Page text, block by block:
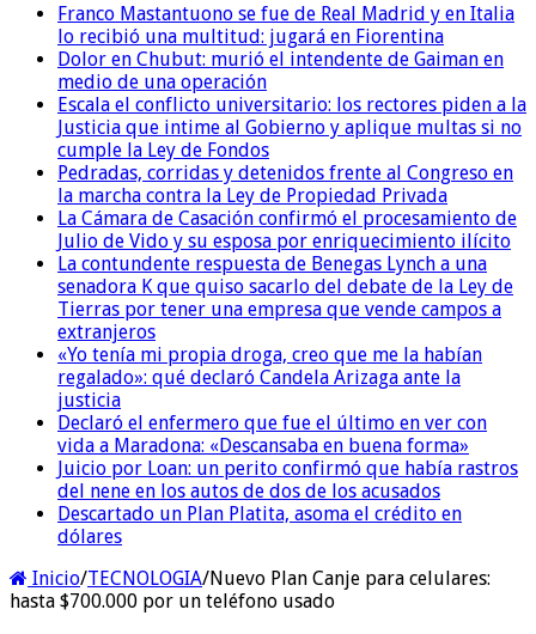
Franco Mastantuono se fue de Real Madrid y en Italia
lo recibió una multitud: jugará en Fiorentina
Dolor en Chubut: murió el intendente de Gaiman en
medio de una operación
Escala el conflicto universitario: los rectores piden a la
Justicia que intime al Gobierno y aplique multas si no
cumple la Ley de Fondos
Pedradas, corridas y detenidos frente al Congreso en
la marcha contra la Ley de Propiedad Privada
La Cámara de Casación confirmó el procesamiento de
Julio de Vido y su esposa por enriquecimiento ilícito
La contundente respuesta de Benegas Lynch a una
senadora K que quiso sacarlo del debate de la Ley de
Tierras por tener una empresa que vende campos a
extranjeros
«Yo tenía mi propia droga, creo que me la habían
regalado»: qué declaró Candela Arizaga ante la
justicia
Declaró el enfermero que fue el último en ver con
vida a Maradona: «Descansaba en buena forma»
Juicio por Loan: un perito confirmó que había rastros
del nene en los autos de dos de los acusados
Descartado un Plan Platita, asoma el crédito en
dólares
Inicio/TECNOLOGIA/Nuevo Plan Canje para celulares:
hasta $700.000 por un teléfono usado